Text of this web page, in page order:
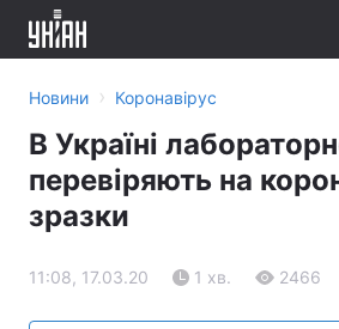
Новини › Коронавірус
В Україні
перевіряють на
зразки
11:08, 17.03.20 1 хв. 2466